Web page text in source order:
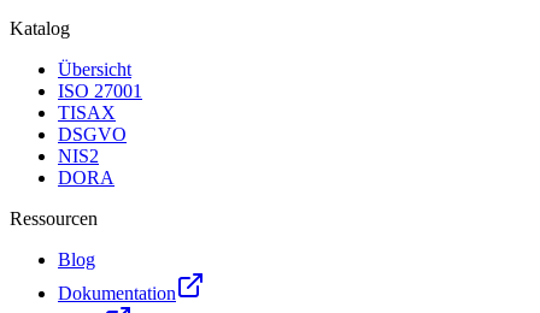
Katalog
Übersicht
ISO 27001
TISAX
DSGVO
NIS2
DORA
Ressourcen
Blog
Dokumentation